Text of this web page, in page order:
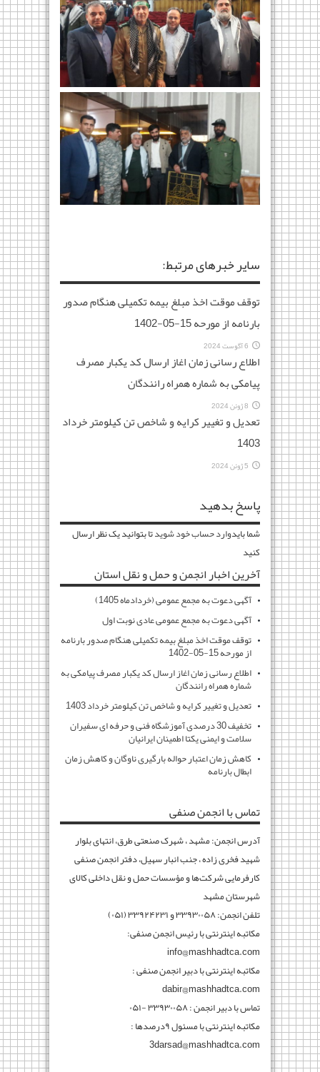
سایر خبرهای مرتبط:
توقف موقت اخذ مبلغ بیمه تکمیلی هنگام صدور
بارنامه از مورحه 15-05-1402
6 آگوست 2024
اطلاع رسانی زمان اغاز ارسال کد یکبار مصرف
پیامکی به شماره همراه رانندگان
8 ژوئن 2024
تعدیل و تغییر کرایه و شاخص تن کیلومتر خرداد
1403
5 ژوئن 2024
پاسخ بدهید
شما بایدوارد حساب خود شویدتا بتوانید یک نظر ارسال
کنید
آخرین اخبار انجمن و حمل و نقل استان
آگهی دعوت به مجمع عمومی (خردادماه 1405)
آگهی دعوت به مجمع عمومی عادی نوبت اول
توقف موقت اخذ مبلغ بیمه تکمیلی هنگام صدور بارنامه
از مورحه 15-05-1402
اطلاع رسانی زمان اغاز ارسال کد یکبار مصرف پیامکی به
شماره همراه رانندگان
تعدیل و تغییر کرایه و شاخص تن کیلومتر خرداد 1403
تخفیف 30 درصدی آموزشگاه فنی و حرفه ای سفیران
سلامت و ایمنی یکتا اطمینان ایرانیان
کاهش زمان اعتبار حواله بارگیری ناوگان و کاهش زمان
ابطال بارنامه
تماس با انجمن صنفی
آدرس انجمن: مشهد ، شهرک صنعتی طرق، انتهای بلوار
شهید فخری زاده ، جنب انبار سهیل، دفتر انجمن صنفی
کارفرمایی شرکت‌ها و مؤسسات حمل و نقل داخلی کالای
شهرستان مشهد
تلفن انجمن: ۳۳۹۳۰۰۵۸ و ۳۳۹۲۴۲۳۱ (۰۵۱)
مکاتبه اینترنتی با رئیس انجمن صنفی:
info@mashhadtca.com
مکاتبه اینترنتی با دبیر انجمن صنفی :
dabir@mashhadtca.com
تماس با دبیر انجمن : ۳۳۹۳۰۰۵۸ -۰۵۱
مکاتبه اینترنتی با مسئول ۹درصدها :
3darsad@mashhadtca.com